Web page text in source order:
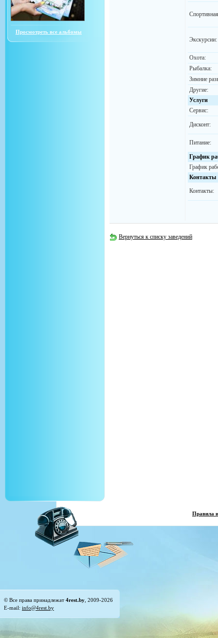
Просмотреть все альбомы
Экскурсии:
Охота:
Рыбалка:
Зимние
Другие:
Услуги
Сервис:
Дисконт:
Питание:
График
График
Контакты
Контакты:
Вернуться к списку заведений
Правила
© Все права принадлежат 4rest.by , 2009-2026
E-mail: info@4rest.by